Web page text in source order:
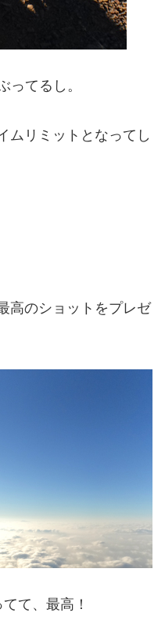
ってるし。
ムリミットとなってし
高のショットをプレゼ
て、最高！